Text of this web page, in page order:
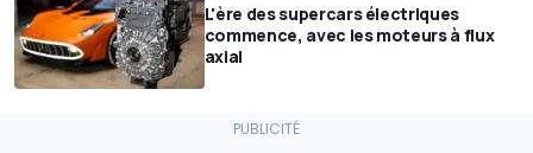
L'ère des supercars électriques
commence, avec les moteurs à flux
axial